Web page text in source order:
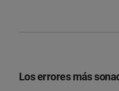
Los errores más